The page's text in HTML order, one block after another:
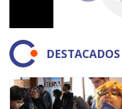
DESTACADOS